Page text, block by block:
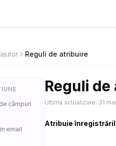
Reguli de atribuire
câmpuri
email
Reguli
Ultima actualizare: 31
Atribuie